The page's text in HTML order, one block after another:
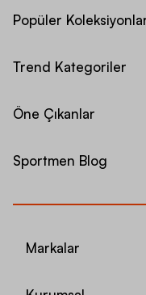
Popüler
Trend Kategoriler
Öne Çıkanlar
Sportmen Blog
Markalar